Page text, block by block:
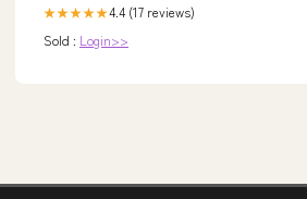
★★★★★4.4 (17 reviews)
Sold : Login>>